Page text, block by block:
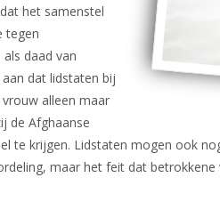
Nieuws
het samenstel
tegen
daad van
dat lidstaten bij
alleen maar
de Afghaanse
te krijgen. Lidstaten mogen ook
maar het feit dat